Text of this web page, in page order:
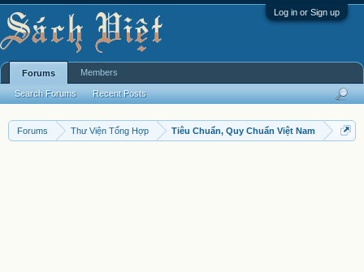
Log in or Sign up
Forums Thư Viện Tổng Hợp Tiêu Chuẩn, Quy Chuẩn Việt Nam
Forums
Search Forums Recent Posts
Members